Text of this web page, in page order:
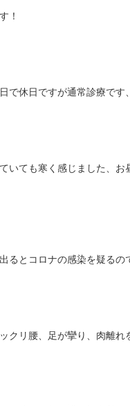
！
で休日ですが通常診療で
いても寒く感じました、
るとコロナの感染を疑るの
クリ腰、足が攣り、肉離れ